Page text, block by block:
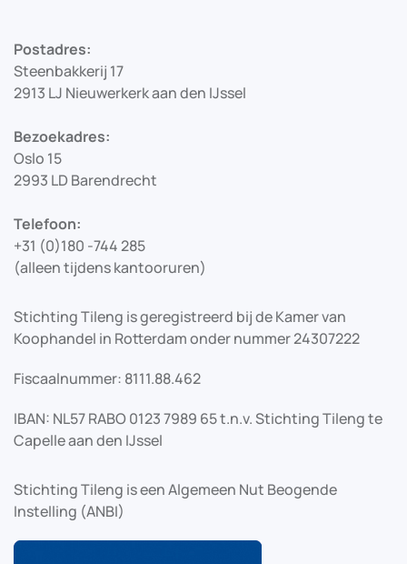
Postadres:
Steenbakkerij 17
2913 LJ Nieuwerkerk aan den IJssel
Bezoekadres:
Oslo 15
2993 LD Barendrecht
Telefoon:
+31 (0)180 -744 285
(alleen tijdens kantooruren)
Stichting Tileng is geregistreerd bij de Kamer van
Koophandel in Rotterdam onder nummer 24307222
Fiscaalnummer: 8111.88.462
IBAN: NL57 RABO 0123 7989 65 t.n.v. Stichting Tileng te
Capelle aan den IJssel
Stichting Tileng is een Algemeen Nut Beogende
Instelling (ANBI)